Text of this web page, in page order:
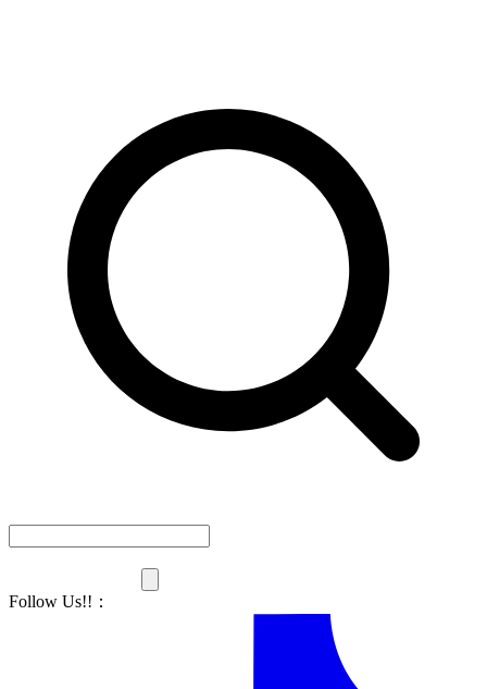
Follow Us!! ：